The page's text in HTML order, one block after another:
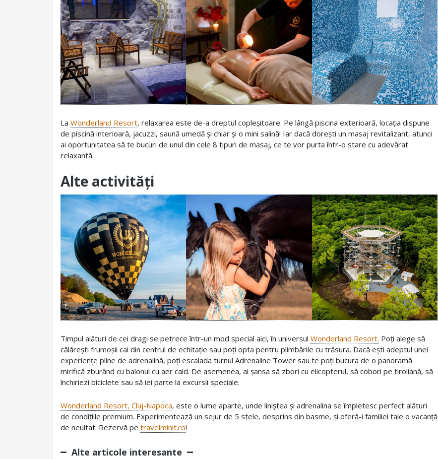
La Wonderland Resort, relaxarea este de-a dreptul copleșitoare. Pe lângă piscina exterioară, locația dispune
de piscină interioară, jacuzzi, saună umedă și chiar și o mini salină! Iar dacă dorești un masaj revitalizant, atunci
ai oportunitatea să te bucuri de unul din cele 8 tipuri de masaj, ce te vor purta într-o stare cu adevărat
relaxantă.
Alte activități
Timpul alături de cei dragi se petrece într-un mod special aici, în universul Wonderland Resort. Poți alege să
călărești frumoșii cai din centrul de echitație sau poți opta pentru plimbările cu trăsura. Dacă ești adeptul unei
experiențe pline de adrenalină, poți escalada turnul Adrenaline Tower sau te poți bucura de o panoramă
mirifică zburând cu balonul cu aer cald. De asemenea, ai șansa să zbori cu elicopterul, să cobori pe tiroliană, să
închiriezi biciclete sau să iei parte la excursii speciale.
Wonderland Resort, Cluj-Napoca, este o lume aparte, unde liniștea și adrenalina se împletesc perfect alături
de condițiile premium. Experimentează un sejur de 5 stele, desprins din basme, și oferă-i familiei tale o vacanță
de neuitat. Rezervă pe travelminit.ro!
Alte articole interesante